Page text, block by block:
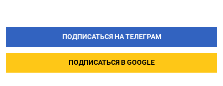
ПОДПИСАТЬСЯ НА ТЕЛЕГРАМ
ПОДПИСАТЬСЯ В GOOGLE